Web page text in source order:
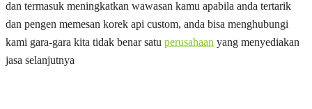
dan termasuk meningkatkan wawasan kamu apabila anda tertarik
dan pengen memesan korek api custom, anda bisa menghubungi
kami gara-gara kita tidak benar satu perusahaan yang menyediakan
jasa selanjutnya